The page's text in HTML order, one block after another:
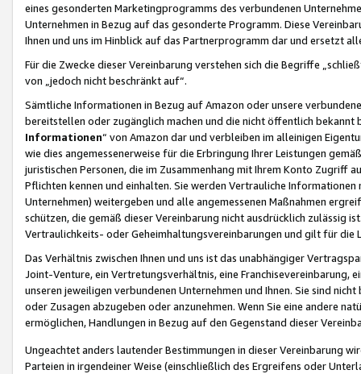
eines gesonderten Marketingprogramms des verbundenen
Unternehmen in Bezug auf das gesonderte Programm. Diese
Ihnen und uns im Hinblick auf das Partnerprogramm dar und ersetzt
Für die Zwecke dieser Vereinbarung verstehen sich die Begriffe
von „jedoch nicht beschränkt auf“.
Sämtliche Informationen in Bezug auf Amazon oder unsere
bereitstellen oder zugänglich machen und die nicht öffentlich
Informationen“ von Amazon dar und verbleiben im alleinigen
wie dies angemessenerweise für die Erbringung Ihrer Leistungen
juristischen Personen, die im Zusammenhang mit Ihrem Konto
Pflichten kennen und einhalten. Sie werden Vertrauliche
Unternehmen) weitergeben und alle angemessenen Maßnahmen
schützen, die gemäß dieser Vereinbarung nicht ausdrücklich zulässig
Vertraulichkeits- oder Geheimhaltungsvereinbarungen und gilt für die
Das Verhältnis zwischen Ihnen und uns ist das unabhängiger
Joint-Venture, ein Vertretungsverhältnis, eine Franchisevereinbarung,
unseren jeweiligen verbundenen Unternehmen und Ihnen. Sie sind
oder Zusagen abzugeben oder anzunehmen. Wenn Sie eine andere
ermöglichen, Handlungen in Bezug auf den Gegenstand dieser
Ungeachtet anders lautender Bestimmungen in dieser Vereinbarung
Parteien in irgendeiner Weise (einschließlich des Ergreifens oder